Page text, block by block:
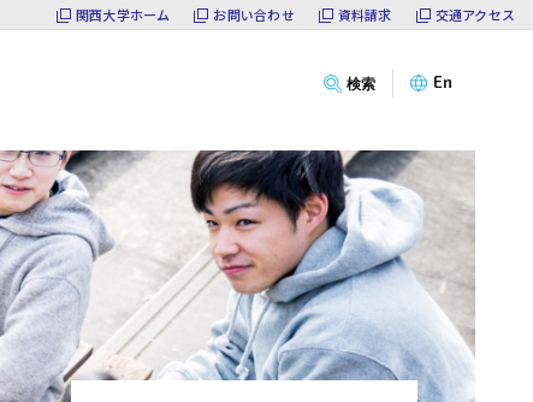
関西大学ホーム お問い合わせ 資料請求 交通アクセス
サ
内
メ
ニ
ュ
ー
概要
大学院
教員
キャリア
入試情報
検索 En